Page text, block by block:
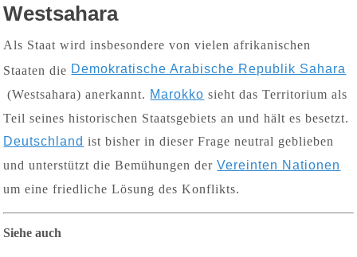
Westsahara
Als Staat wird insbesondere von vielen afrikanischen
Staaten die Demokratische Arabische Republik Sahara
(Westsahara) anerkannt. Marokko sieht das Territorium als
Teil seines historischen Staatsgebiets an und hält es besetzt.
Deutschland ist bisher in dieser Frage neutral geblieben
und unterstützt die Bemühungen derVereinten Nationen
um eine friedliche Lösung des Konflikts.
Siehe auch